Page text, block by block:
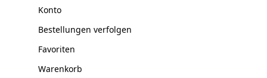
Konto
Bestellungen verfolgen
Favoriten
Warenkorb